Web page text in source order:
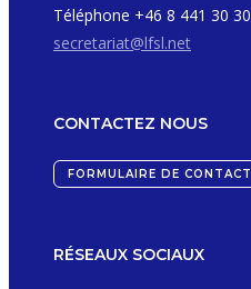
Téléphone +46 8 441 30 30
secretariat@lfsl.net
CONTACTEZ NOUS
FORMULAIRE DE CONTACT
RÉSEAUX SOCIAUX